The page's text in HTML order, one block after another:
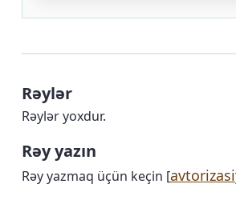
Rəylər
Rəylər yoxdur.
Rəy yazın
Rəy yazmaq üçün keçin [